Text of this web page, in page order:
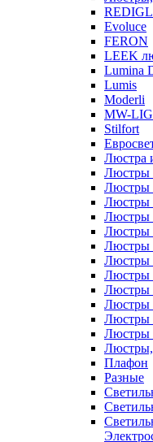
Evoluce
FERON
LEEK
Lumina
Lumis
Moderli
MW-
Stilfort
Люстра
Люстры
Люстры
Люстры
Люстры
Люстры
Люстры
Люстры
Люстры
Люстры
Люстры
Люстры
Люстры
Люстры,
Плафон
Разные